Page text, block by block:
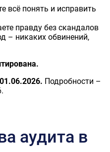
всё понять и исправить
правду без скандалов
– никаких обвинений,
Подробности –
аудита в